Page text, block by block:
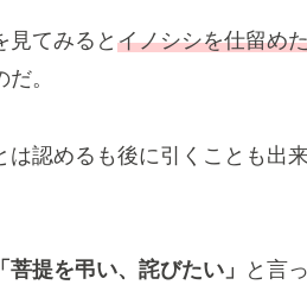
見てみると イノシシを仕留め
。
は認めるも後に引くことも出
「菩提を弔い、詫びたい」 と言